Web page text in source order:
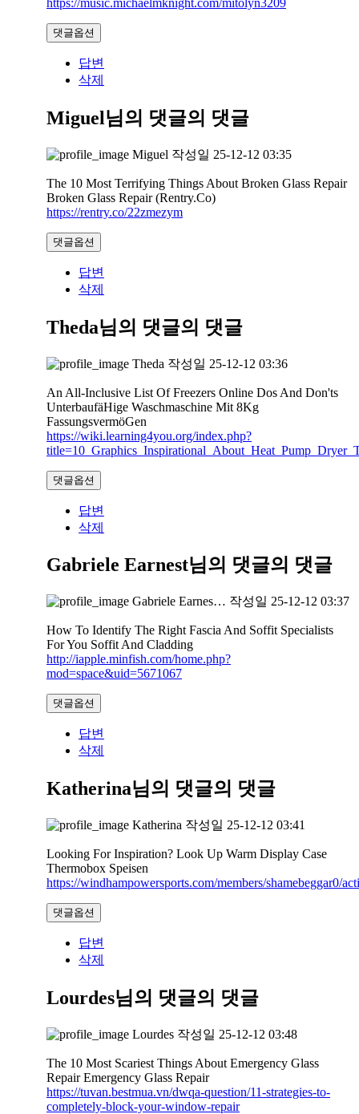
https://music.michaelmknight.com/mitolyn3209
댓글옵션
답변
삭제
Miguel님의 댓글의 댓글
Miguel 작성일 25-12-12 03:35
The 10 Most Terrifying Things About Broken Glass Repair
Broken Glass Repair (Rentry.Co)
https://rentry.co/22zmezym
댓글옵션
답변
삭제
Theda님의 댓글의 댓글
Theda 작성일 25-12-12 03:36
An All-Inclusive List Of Freezers Online Dos And Don'ts
UnterbaufäHige Waschmaschine Mit 8Kg
FassungsvermöGen
https://wiki.learning4you.org/index.php?
댓글옵션
답변
삭제
Gabriele Earnest님의 댓글의 댓글
Gabriele Earnes… 작성일 25-12-12 03:37
How To Identify The Right Fascia And Soffit Specialists
For You Soffit And Cladding
http://iapple.minfish.com/home.php?
mod=space&uid=5671067
댓글옵션
답변
삭제
Katherina님의 댓글의 댓글
Katherina 작성일 25-12-12 03:41
Looking For Inspiration? Look Up Warm Display Case
Thermobox Speisen
https://windhampowersports.com/members/shamebeggar0/
댓글옵션
답변
삭제
Lourdes님의 댓글의 댓글
Lourdes 작성일 25-12-12 03:48
The 10 Most Scariest Things About Emergency Glass
Repair Emergency Glass Repair
https://tuvan.bestmua.vn/dwqa-question/11-strategies-to-
completely-block-your-window-repair